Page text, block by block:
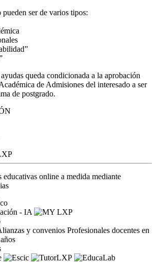
ser de varios tipos:
queda condicionada a la aprobación
de Admisiones del interesado a ser
de postgrado.
educativas online a medida mediante
- IA
y convenios Profesionales docentes en